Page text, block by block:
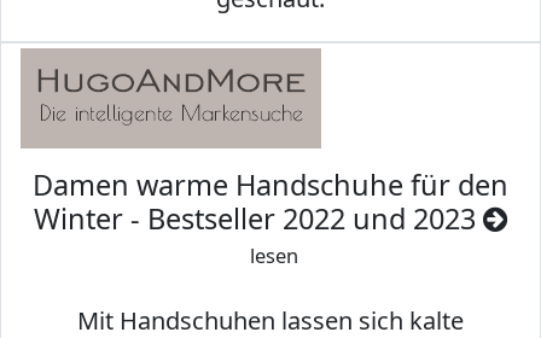
Damen warme Handschuhe für den
Winter - Bestseller 2022 und 2023
lesen
Mit Handschuhen lassen sich kalte